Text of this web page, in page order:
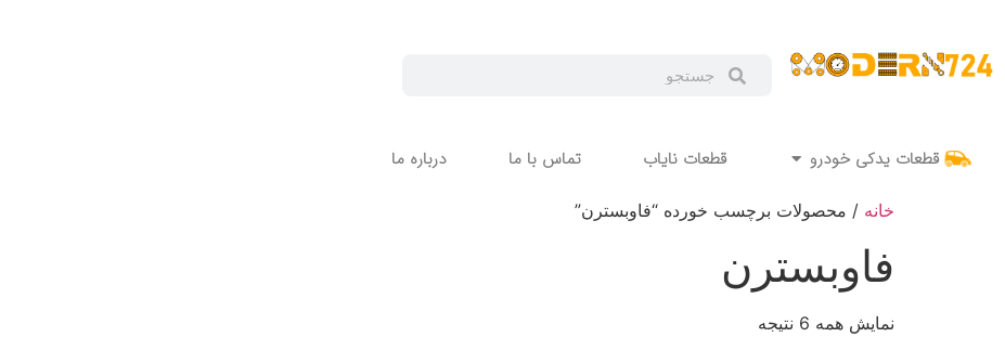
قطعات یدکی خودرو قطعات نایاب تماس با ما درباره ما
خانه / محصولات برچسب خورده “فاوبسترن”
فاوبسترن
نمایش همه 6 نتیجه